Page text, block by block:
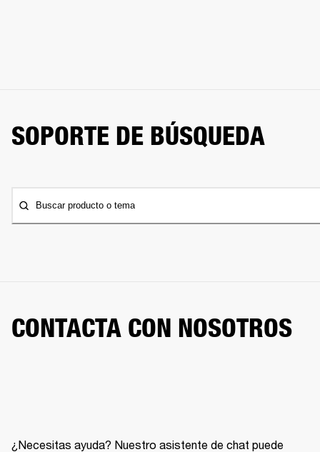
SOPORTE DE BÚSQUEDA
Buscar producto o tema
CONTACTA CON NOSOTROS
¿Necesitas ayuda? Nuestro asistente de chat puede